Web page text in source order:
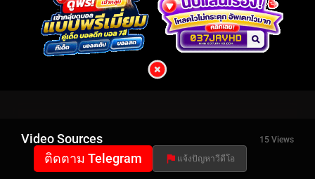
Video Sources 15 Views
ติดตาม Telegram แจ้งปัญหาวีดีโอ